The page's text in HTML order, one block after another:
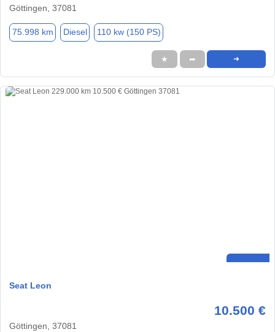
Göttingen, 37081
75.998 km Diesel 110 kw (150 PS)
★ ➦ ➜
Seat Leon
10.500 €
Göttingen, 37081